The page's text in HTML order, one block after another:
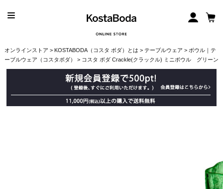
オンラインストア > KOSTABODA（コスタ ボダ）とは > テーブルウェア > ボウル｜テ
ーブルウェア（コスタボダ）
> コスタ ボダ Crackle(クラックル) ミニボウル グリーン